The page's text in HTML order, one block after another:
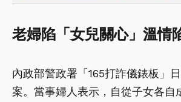
老婦陷「女兒關心」溫情
內政部警政署「165打詐儀錶板」
案。當事婦人表示，自從子女各自